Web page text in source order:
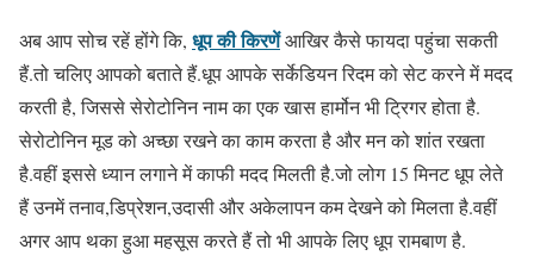
अब आप सोच रहें होंगे कि, धूप की किरणेंआखिर कैसे फायदा पहुंचा सकती
हैं.तो चलिए आपको बताते हैं.धूप आपके सर्केडियन रिदम को सेट करने में मदद
करती है, जिससे सेरोटोनिन नाम का एक खास हार्मोन भी ट्रिगर होता है.
सेरोटोनिन मूड को अच्छा रखने का काम करता है और मन को शांत रखता
है.वहीं इससे ध्यान लगाने में काफी मदद मिलती है.जो लोग 15 मिनट धूप लेते
हैं उनमें तनाव,डिप्रेशन,उदासी और अकेलापन कम देखने को मिलता है.वहीं
अगर आप थका हुआ महसूस करते हैं तो भी आपके लिए धूप रामबाण है.